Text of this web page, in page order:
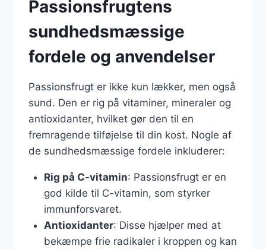
Passionsfrugtens
sundhedsmæssige
fordele og anvendelser
Passionsfrugt er ikke kun lækker, men også
sund. Den er rig på vitaminer, mineraler og
antioxidanter, hvilket gør den til en
fremragende tilføjelse til din kost. Nogle af
de sundhedsmæssige fordele inkluderer:
Rig på C-vitamin: Passionsfrugt er en
god kilde til C-vitamin, som styrker
immunforsvaret.
Antioxidanter: Disse hjælper med at
bekæmpe frie radikaler i kroppen og kan